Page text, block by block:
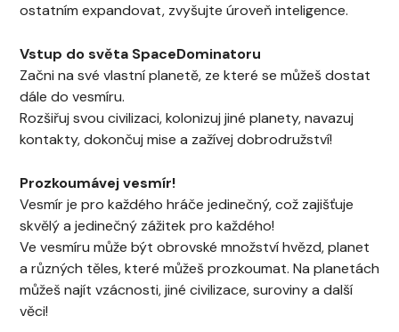
ostatním expandovat, zvyšujte úroveň inteligence.
Vstup do světa SpaceDominatoru
Začni na své vlastní planetě, ze které se můžeš dostat
dále do vesmíru.
Rozšiřuj svou civilizaci, kolonizuj jiné planety, navazuj
kontakty, dokončuj mise a zažívej dobrodružství!
Prozkoumávej vesmír!
Vesmír je pro každého hráče jedinečný, což zajišťuje
skvělý a jedinečný zážitek pro každého!
Ve vesmíru může být obrovské množství hvězd, planet
a různých těles, které můžeš prozkoumat. Na planetách
můžeš najít vzácnosti, jiné civilizace, suroviny a další
věci!